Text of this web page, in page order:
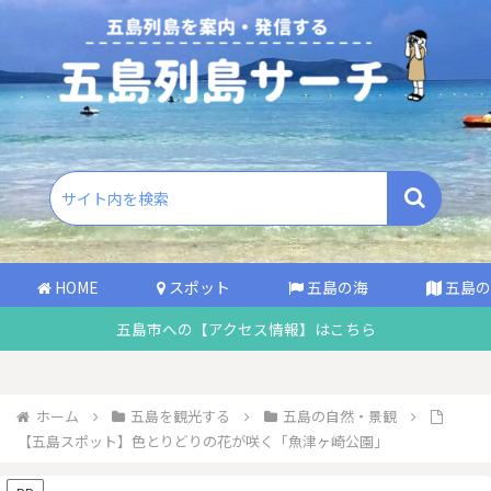
HOME スポット 五島の海
五島
五島市への【アクセス情報】はこちら
ホーム 五島を観光する
五島の自然・景観
【五島スポット】色とりどりの花が咲く「魚津ヶ崎公園」